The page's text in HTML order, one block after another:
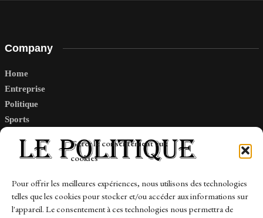
Gérer le consentement aux
cookies
Pour offrir les meilleures expériences, nous utilisons des technologies
telles que les cookies pour stocker et/ou accéder aux informations sur
l'appareil. Le consentement à ces technologies nous permettra de
Company
Home
Entreprise
Politique
Sports
Links